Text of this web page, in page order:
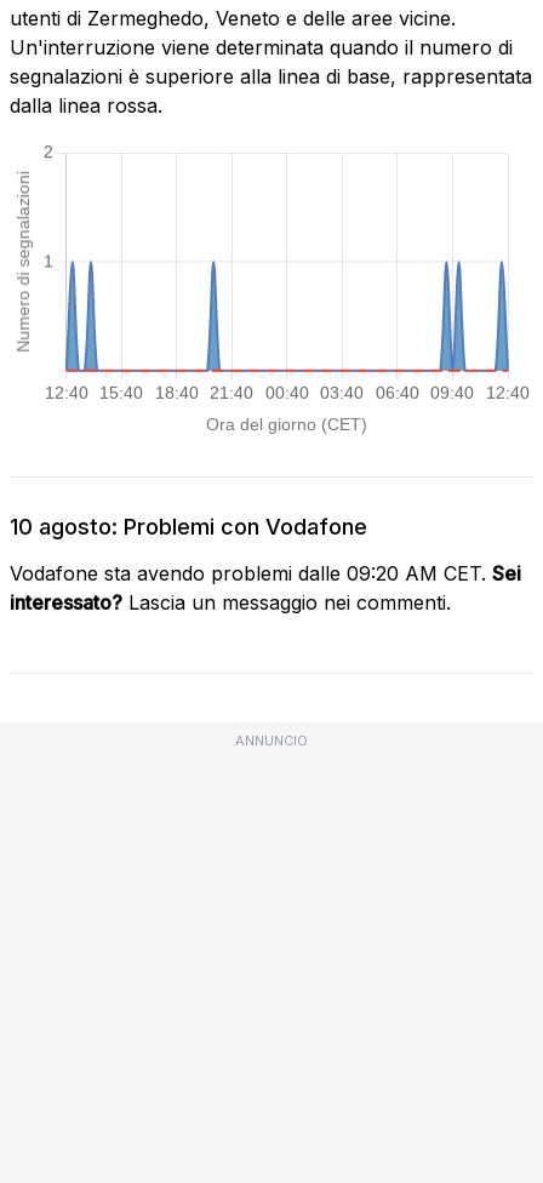
utenti di Zermeghedo, Veneto e delle aree vicine.
Un'interruzione viene determinata quando il numero di
segnalazioni è superiore alla linea di base, rappresentata
dalla linea rossa.
10 agosto: Problemi con Vodafone
Vodafone sta avendo problemi dalle 09:20 AM CET. Sei
interessato? Lascia un messaggio nei commenti.
ANNUNCIO